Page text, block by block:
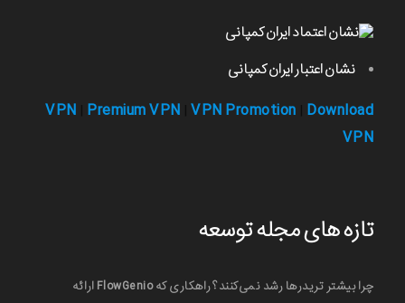
نشان اعتبار ایران کمپانی
VPN Premium VPN VPN Promotion Download
VPN
تازه های مجله توسعه
چرا بیشتر تریدرها رشد نمی‌کنند؟ راهکاری که FlowGenio ارائه